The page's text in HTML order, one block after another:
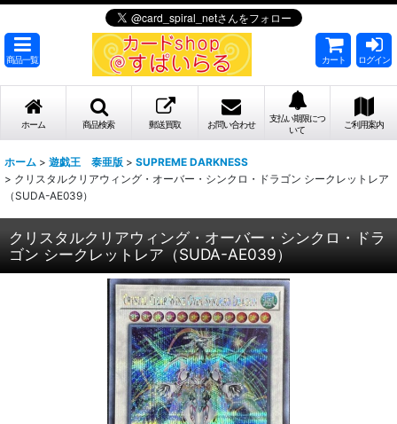
商品一覧 カート ログイン
ホーム 商品検索 郵送買取 お問い合わせ
支払い期限につ
いて
ご利用案内
ホーム > 遊戯王 泰亜版 > SUPREME DARKNESS
> クリスタルクリアウィング・オーバー・シンクロ・ドラゴン シークレットレア
（SUDA-AE039）
クリスタルクリアウィング・オーバー・シンクロ・ドラ
ゴン シークレットレア（SUDA-AE039）